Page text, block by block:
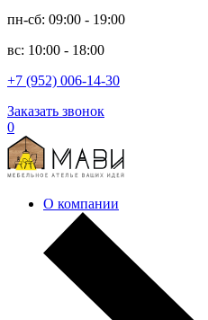
пн-сб: 09:00 - 19:00
вс: 10:00 - 18:00
+7 (952) 006-14-30
Заказать звонок
0
О компании